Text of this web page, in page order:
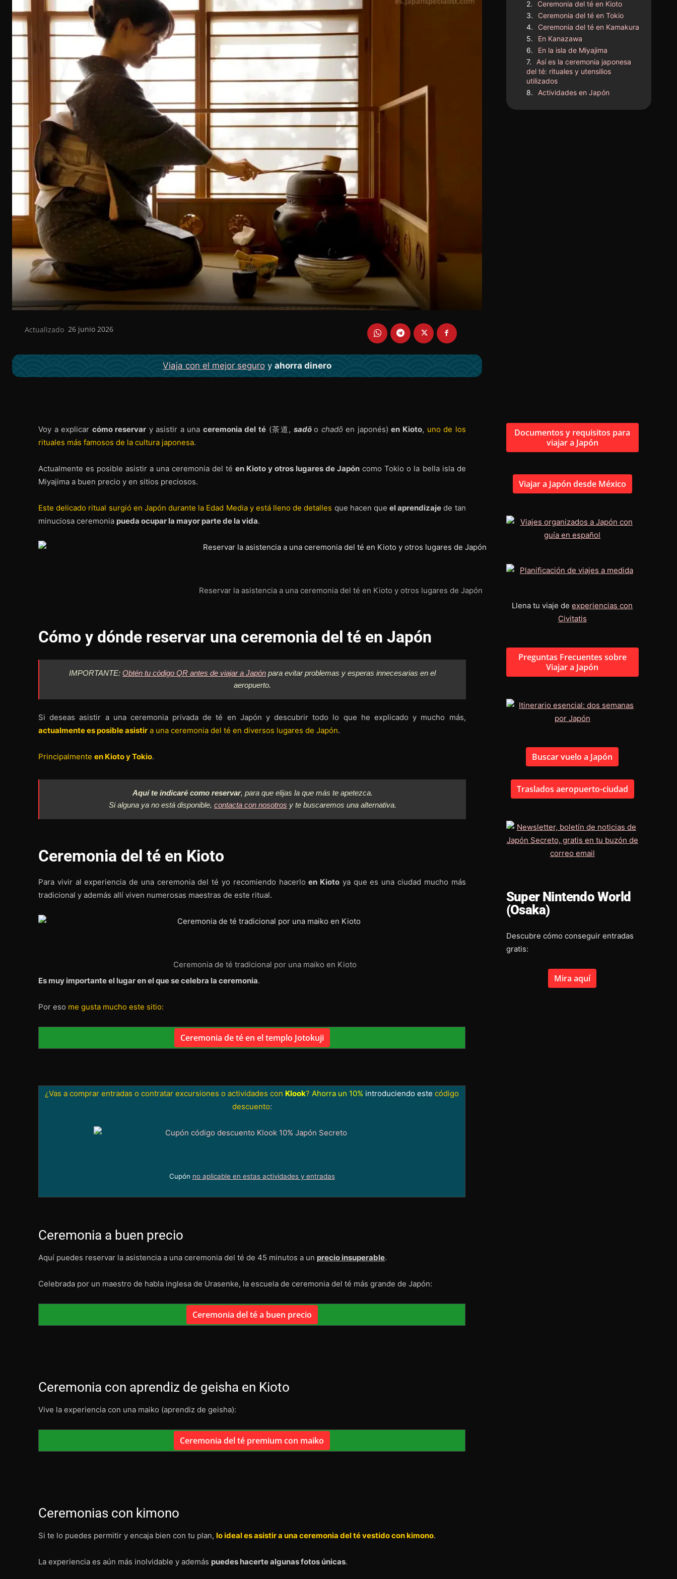
Actualizado 26 junio 2026
Viaja con el mejor seguro yahorra dinero
Ceremonia del té en Kioto
Ceremonia del té en Tokio
Ceremonia del té en Kamakura
En Kanazawa
En la isla de Miyajima
Así es la ceremonia japonesa
del té: rituales y utensilios
utilizados
Actividades en Japón
Voy a explicar cómo reservar y asistir a una ceremonia del té (茶道, sadōo chadōen japonés)en Kioto, uno de los
rituales más famosos de la cultura japonesa.
Actualmente es posible asistir a una ceremonia del téen Kioto y otros lugares de Japón como Tokio o la bella isla de
Miyajima a buen precio y en sitios preciosos.
Este delicado ritual surgió en Japón durante la Edad Media y está lleno de detalles que hacen queel aprendizaje de tan
minuciosa ceremonia pueda ocupar la mayor parte de la vida.
Reservar la asistencia a una ceremonia del té en Kioto y otros lugares de Japón
Cómo y dónde reservar una ceremonia del té en Japón
IMPORTANTE:Obtén tu código QR antes de viajar a Japón para evitar problemas y esperas innecesarias en el
aeropuerto.
Si deseas asistir a una ceremonia privada de té en Japón y descubrir todo lo que he explicado y mucho más,
actualmente es posible asistir a una ceremonia del té en diversos lugares de Japón.
Principalmente en Kioto y Tokio.
Aquí te indicaré como reservar, para que elijas la que más te apetezca.
Si alguna ya no está disponible, contacta con nosotros y te buscaremos una alternativa.
Ceremonia del té en Kioto
Para vivir al experiencia de una ceremonia del té yo recomiendo hacerloen Kioto ya que es una ciudad mucho más
tradicional y además allí viven numerosas maestras de este ritual.
Ceremonia de té tradicional por una maiko en Kioto
Es muy importante el lugar en el que se celebra la ceremonia.
Por eso me gusta mucho este sitio:
Ceremonia de té en el templo Jotokuji
¿Vas a comprar entradas o contratar excursiones o actividades con Klook? Ahorra un 10% introduciendo este código
descuento:
Cupón no aplicable en estas actividades y entradas
Ceremonia a buen precio
Aquí puedes reservar la asistencia a una ceremonia del té de 45 minutos a un precio insuperable.
Celebrada por un maestro de habla inglesa de Urasenke, la escuela de ceremonia del té más grande de Japón:
Ceremonia del té a buen precio
Ceremonia con aprendiz de geisha en Kioto
Vive la experiencia con una maiko (aprendiz de geisha):
Ceremonia del té premium con maiko
Ceremonias con kimono
Si te lo puedes permitir y encaja bien con tu plan, lo ideal es asistir a una ceremonia del té vestido con kimono.
La experiencia es aún más inolvidable y además puedes hacerte algunas fotos únicas.
Documentos y requisitos para
viajar a Japón
Viajar a Japón desde México
Llena tu viaje deexperiencias con
Civitatis
Preguntas Frecuentes sobre
Viajar a Japón
Buscar vuelo a Japón
Traslados aeropuerto-ciudad
Super Nintendo World
(Osaka)
Descubre cómo conseguir entradas
gratis:
Mira aquí